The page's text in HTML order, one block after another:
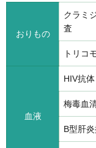
おりもの
クラミ
査
トリコ
血液
HIV抗
梅毒血
B型肝